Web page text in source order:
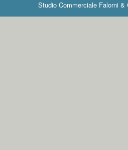
Studio Commerciale Falorni